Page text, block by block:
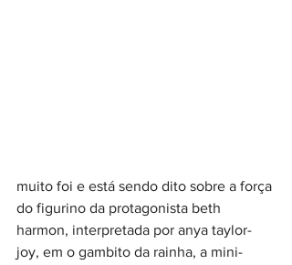
muito foi e está sendo dito sobre a força
do figurino da protagonista beth
harmon, interpretada por anya taylor-
joy, em o gambito da rainha, a mini-